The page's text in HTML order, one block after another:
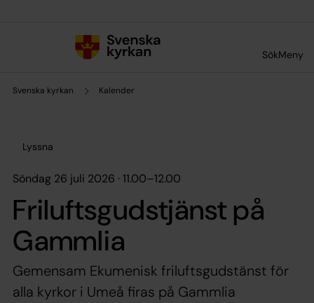
SökMeny
Svenska kyrkan Kalender
Lyssna
söndag 26 juli 2026 · 11.00–12.00
Friluftsgudstjänst på
Gammlia
Gemensam Ekumenisk friluftsgudstänst för
alla kyrkor i Umeå firas på Gammlia